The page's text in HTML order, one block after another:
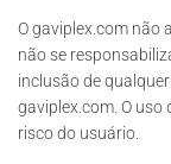
O gaviplex.com não
não se
inclusão de
gaviplex.com. O
risco do usuário.